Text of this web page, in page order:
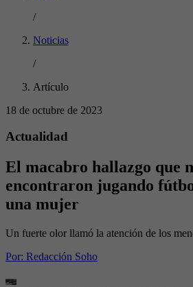
/
Noticias
/
Artículo
18 de octubre de 2023
Actualidad
El macabro hallazgo que
encontraron jugando
una mujer
Un fuerte olor llamó la atención de los
Por: Redacción Soho